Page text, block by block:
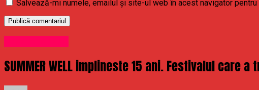
Salvează-mi numele, emailul și site-ul web în acest navigator
SUMMER WELL implineste 15 ani. Festivalul